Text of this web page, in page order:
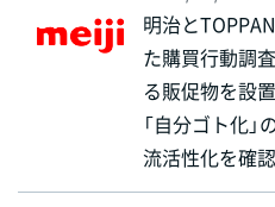
明治と
た購買行動調
る販促物を設
「自分ゴト化
流活性化を確認